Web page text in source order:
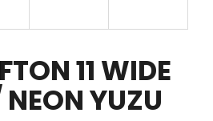
11 WIDE
YUZU